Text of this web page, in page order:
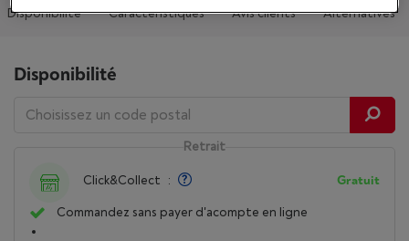
Disponibilité Caractéristiques Avis clients Alternatives
Disponibilité
Retrait
Click&Collect : Gratuit
Commandez sans payer d'acompte en ligne